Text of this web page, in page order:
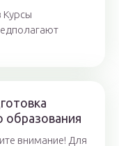
Курсы
образования
внимание! Для